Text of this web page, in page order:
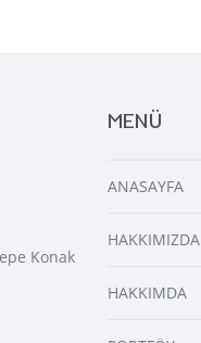
Konak
MENÜ
ANASAYFA
HAKKIMIZDA
HAKKIMDA